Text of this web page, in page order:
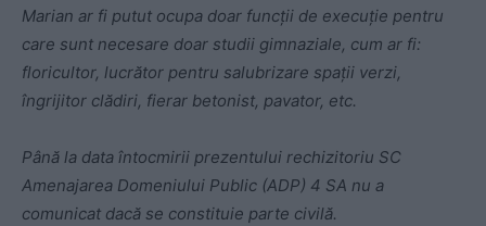
Marian ar fi putut ocupa doar funcții de execuție pentru
care sunt necesare doar studii gimnaziale, cum ar fi:
floricultor, lucrător pentru salubrizare spații verzi,
îngrijitor clădiri, fierar betonist, pavator, etc.
Până la data întocmirii prezentului rechizitoriu SC
Amenajarea Domeniului Public (ADP) 4 SA nu a
comunicat dacă se constituie parte civilă.